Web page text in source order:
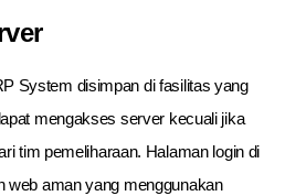
System disimpan di fasilitas yang
mengakses server kecuali jika
tim pemeliharaan. Halaman login di
web aman yang menggunakan